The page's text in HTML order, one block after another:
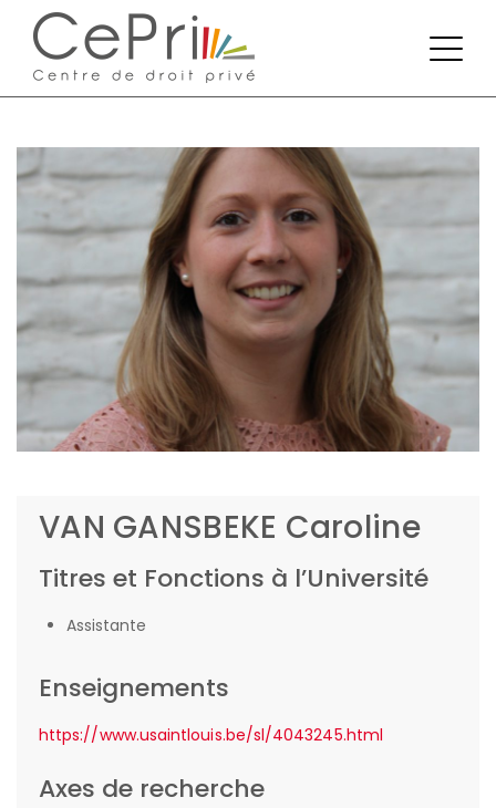
VAN GANSBEKE Caroline
Titres et Fonctions à l’Université
Assistante
Enseignements
https://www.usaintlouis.be/sl/4043245.html
Axes de recherche